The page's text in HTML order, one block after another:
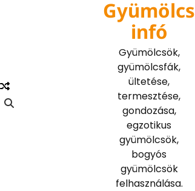
Gyümölcs
infó
Gyümölcsök,
gyümölcsfák,
ültetése,
termesztése,
gondozása,
egzotikus
gyümölcsök,
bogyós
gyümölcsök
felhasználása.